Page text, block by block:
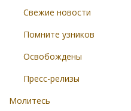
Свежие новости
Помните узников
Освобождены
Пресс-релизы
Молитесь